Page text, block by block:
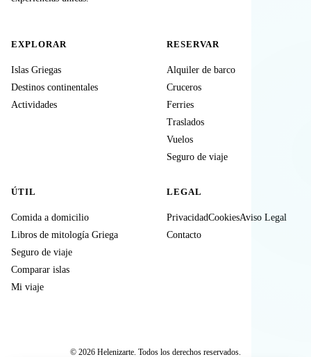
EXPLORAR
Islas Griegas
Destinos continentales
Actividades
RESERVAR
Alquiler de barco
Cruceros
Ferries
Traslados
Vuelos
Seguro de viaje
ÚTIL
Comida a domicilio
Libros de mitología Griega
Seguro de viaje
Comparar islas
Mi viaje
LEGAL
PrivacidadCookiesAviso Legal
Contacto
© 2026 Helenizarte. Todos los derechos reservados.